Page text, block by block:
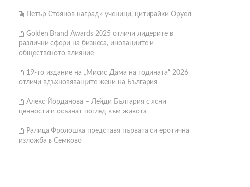
Петър Стоянов награди ученици, цитирайки Оруел
Golden Brand Awards 2025 отличи лидерите в
различни сфери на бизнеса, иновациите и
общественото влияние
19-то издание на „Мисис Дама на годината“ 2026
отличи вдъхновяващите жени на България
Алекс Йорданова – Лейди България с ясни
ценности и осъзнат поглед към живота
Ралица Фролошка представя първата си еротична
изложба в Семково